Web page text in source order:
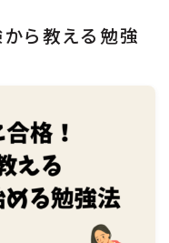
ら教える勉強